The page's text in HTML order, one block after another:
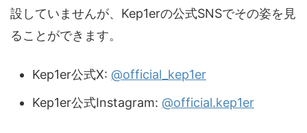
設していませんが、Kep1erの公式SNSでその姿を見
ることができます。
Kep1er公式X: @official_kep1er
Kep1er公式Instagram: @official.kep1er